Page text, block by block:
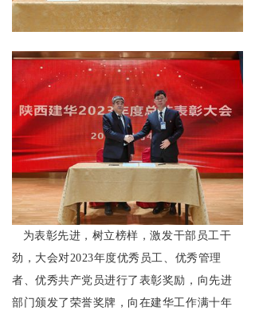
为表彰先进，树立榜样，激发干部员工干
劲，大会对2023年度优秀员工、优秀管理
者、优秀共产党员进行了表彰奖励，向先进
部门颁发了荣誉奖牌，向在建华工作满十年